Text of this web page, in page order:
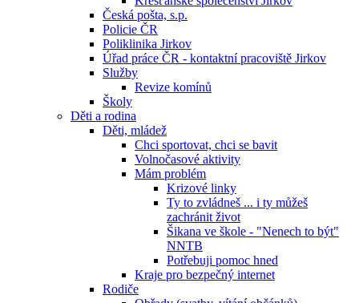
Česká pošta, s.p.
Policie ČR
Poliklinika Jirkov
Úřad práce ČR - kontaktní pracoviště Jirkov
Služby
Revize komínů
Školy
Děti a rodina
Děti, mládež
Chci sportovat, chci se bavit
Volnočasové aktivity
Mám problém
Krizové linky
Ty to zvládneš ... i ty můžeš
zachránit život
Šikana ve škole - "Nenech to být"
NNTB
Potřebuji pomoc hned
Kraje pro bezpečný internet
Rodiče